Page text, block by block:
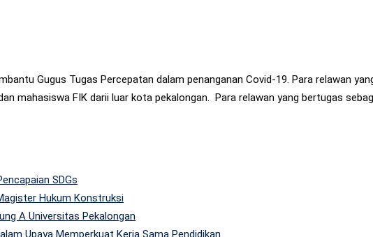
Gugus Tugas Percepatan dalam penanganan Covid-19. Para relawan
mahasiswa FIK darii luar kota pekalongan. Para relawan yang bertugas
SDGs
Hukum Konstruksi
A Universitas Pekalongan
Upaya Memperkuat Kerja Sama Pendidikan